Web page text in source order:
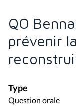
QO
prévenir
Type
Question orale